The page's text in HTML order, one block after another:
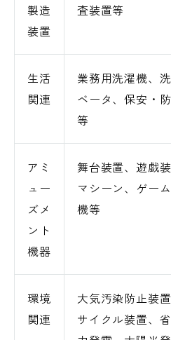
製造
装置
査装置等
生活
関連
業務用洗濯機、
ベータ、保安・
等
アミ
ュー
ズメ
ント
機器
舞台装置、遊戯
マシーン、ゲー
機等
環境
関連
大気汚染防止装
サイクル装置、